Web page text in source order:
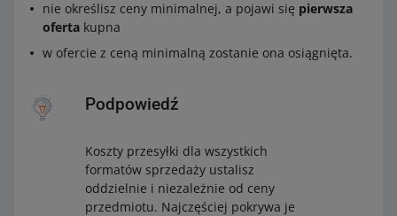
nie określisz ceny minimalnej, a pojawi się pierwsza
oferta kupna
w ofercie z ceną minimalną zostanie ona osiągnięta.
Podpowiedź
Koszty przesyłki dla wszystkich
formatów sprzedaży ustalisz
oddzielnie i niezależnie od ceny
przedmiotu. Najczęściej pokrywa je